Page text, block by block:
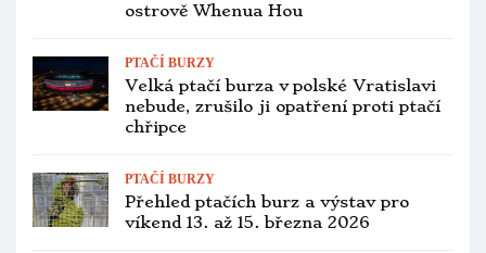
Přehled ptačích burz a výstav pro
VÝSTAVNÍ PTÁCI
Ohlédnutí za Mistrovstvím České
republiky KPEP 2025 na EXOTICE
VETERINA
Česko už není prosté ptačí chřipky,